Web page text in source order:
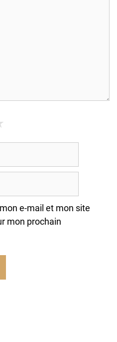
e-mail et mon site
mon prochain